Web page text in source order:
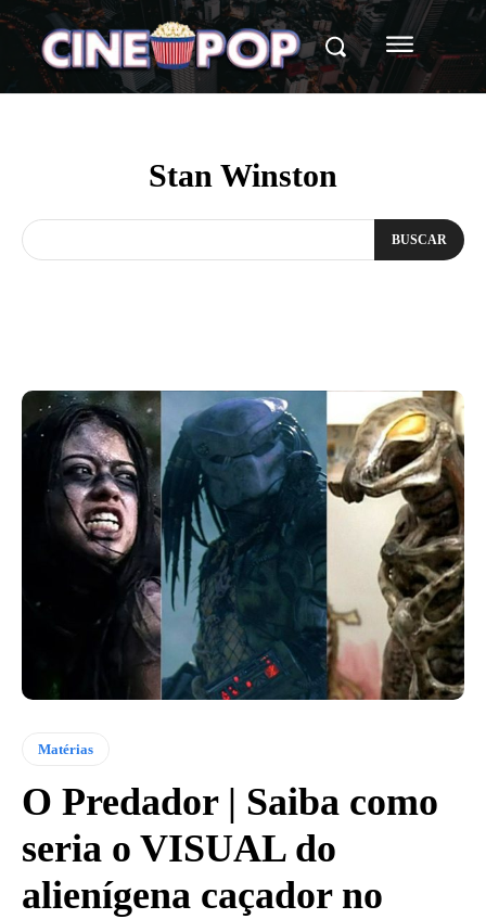
Stan Winston
BUSCAR
Matérias
O Predador | Saiba como
seria o VISUAL do
alienígena caçador no